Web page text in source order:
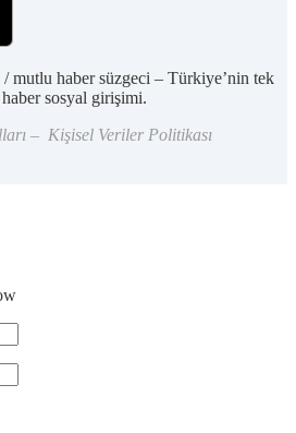
mutlu haber süzgeci – Türkiye’nin tek
sosyal girişimi.
– Kişisel Veriler Politikası